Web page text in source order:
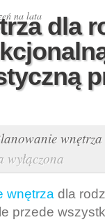
na lata
dla
wyłączona
wnętrza dla
przede